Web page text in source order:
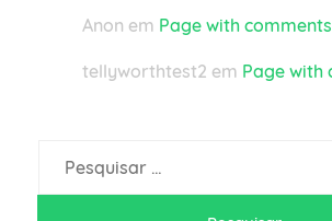
Anon em Page with comments
tellyworthtest2 em Page with
por: